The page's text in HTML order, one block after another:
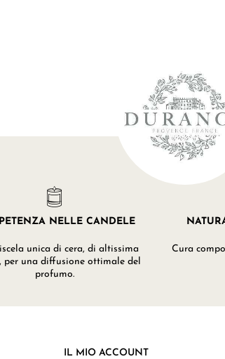
NELLE CANDELE
unica di cera, di altissima
per una diffusione ottimale del
profumo.
Cura
IL MIO ACCOUNT